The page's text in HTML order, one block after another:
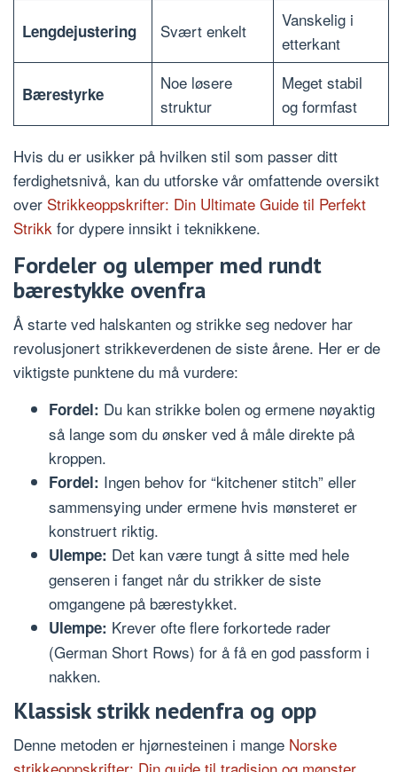
Lengdejustering Svært enkelt
Vanskelig i
etterkant
Bærestyrke
Noe løsere
struktur
Meget stabil
og formfast
Hvis du er usikker på hvilken stil som passer ditt
ferdighetsnivå, kan du utforske vår omfattende oversikt
over Strikkeoppskrifter: Din Ultimate Guide til Perfekt
Strikk for dypere innsikt i teknikkene.
Fordeler og ulemper med rundt
bærestykke ovenfra
Å starte ved halskanten og strikke seg nedover har
revolusjonert strikkeverdenen de siste årene. Her er de
viktigste punktene du må vurdere:
Fordel: Du kan strikke bolen og ermene nøyaktig
så lange som du ønsker ved å måle direkte på
kroppen.
Fordel: Ingen behov for “kitchener stitch” eller
sammensying under ermene hvis mønsteret er
konstruert riktig.
Ulempe: Det kan være tungt å sitte med hele
genseren i fanget når du strikker de siste
omgangene på bærestykket.
Ulempe: Krever ofte flere forkortede rader
(German Short Rows) for å få en god passform i
nakken.
Klassisk strikk nedenfra og opp
Denne metoden er hjørnesteinen i mange Norske
strikkeoppskrifter: Din guide til tradisjon og mønster.